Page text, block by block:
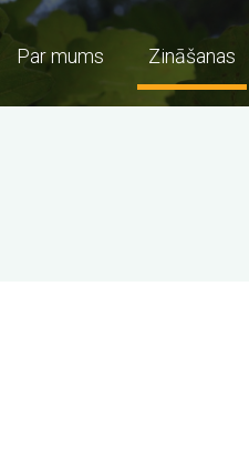
Par mums Zināšanas